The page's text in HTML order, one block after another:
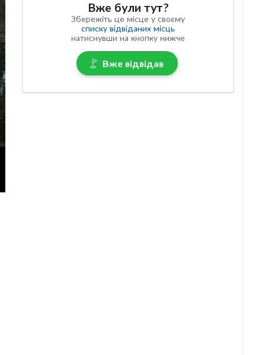
Вже були тут?
Збережіть це місце у своєму
списку відвіданих місць
натиснувши на кнопку нижче
Вже відвідав